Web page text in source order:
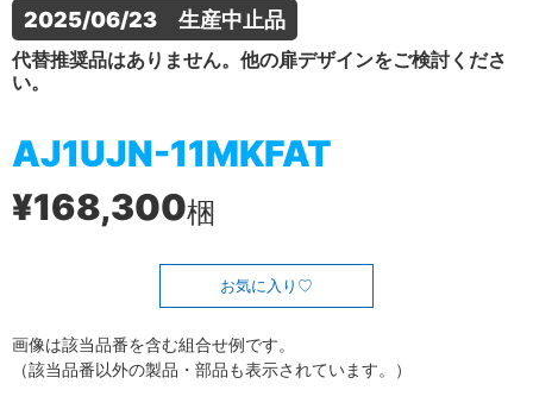
2025/06/23　生産中止品
代替推奨品はありません。他の扉デザインをご検討くださ
い。
AJ1UJN-11MKFAT
¥168,300梱
お気に入り
画像は該当品番を含む組合せ例です。
（該当品番以外の製品・部品も表示されています。）